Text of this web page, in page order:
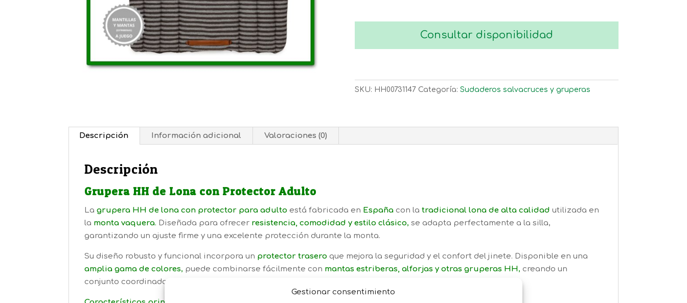
Gestionar consentimiento
Consultar disponibilidad
SKU: HH00731147 Categoría: Sudaderos salvacruces y gruperas
Descripción Información adicional Valoraciones (0)
Descripción
Grupera HH de Lona con Protector Adulto
Lagrupera HH de lona con protector para adulto está fabricada en España con la tradicional lona de alta calidad utilizada en
la monta vaquera. Diseñada para ofrecer resistencia, comodidad y estilo clásico, se adapta perfectamente a la silla,
garantizando un ajuste firme y una excelente protección durante la monta.
Su diseño robusto y funcional incorpora un protector trasero que mejora la seguridad y el confort del jinete. Disponible en una
amplia gama de colores, puede combinarse fácilmente con mantas estriberas, alforjas y otras gruperas HH, creando un
conjunto coordinado y elegante.